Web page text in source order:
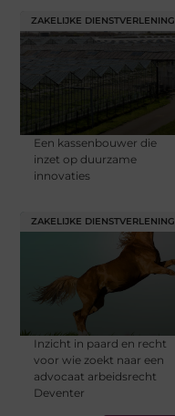
ZAKELIJKE DIENSTVERLENING
Een kassenbouwer die
inzet op duurzame
innovaties
ZAKELIJKE DIENSTVERLENING
Inzicht in paard en recht
voor wie zoekt naar een
advocaat arbeidsrecht
Deventer